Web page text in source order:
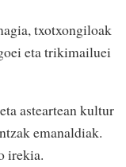
txotxongiloak
eta trikimailuei
asteartean kultur
emanaldiak.
irekia.